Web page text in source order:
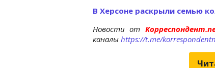
В Херсоне раскрыли семью
Новости от
каналы https://t.me/